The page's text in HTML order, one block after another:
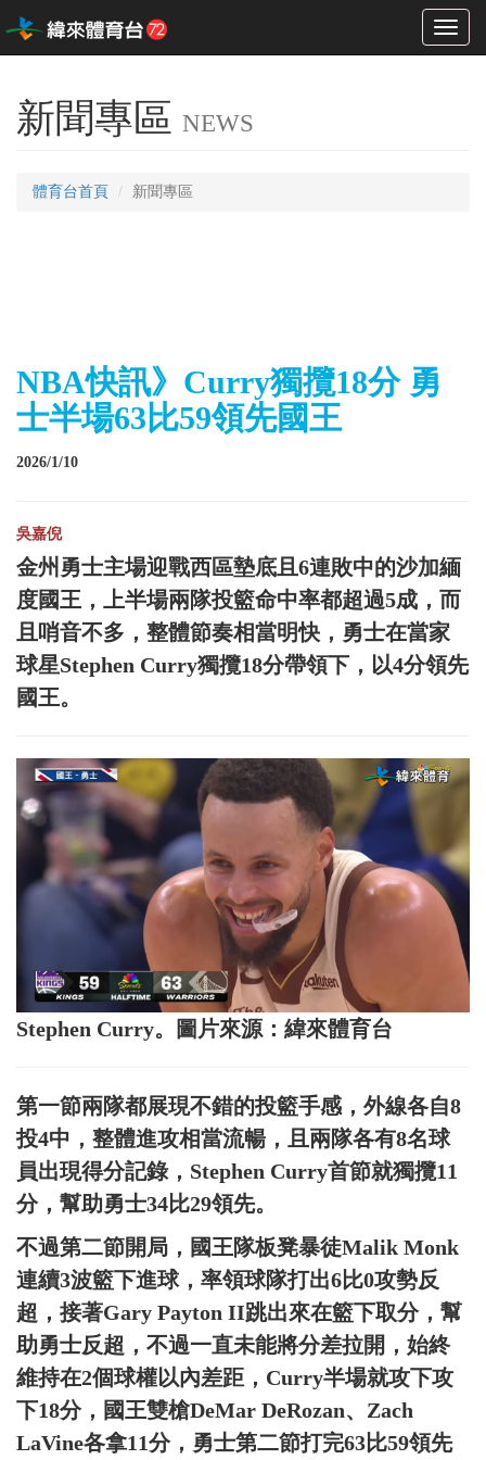
Toggle
新聞專區 NEWS
體育台首頁 新聞專區
NBA快訊》Curry獨攬18分 勇
士半場63比59領先國王
2026/1/10
吳嘉倪
金州勇士主場迎戰西區墊底且6連敗中的沙加緬
度國王，上半場兩隊投籃命中率都超過5成，而
且哨音不多，整體節奏相當明快，勇士在當家
球星Stephen Curry獨攬18分帶領下，以4分領先
國王。
Stephen Curry。圖片來源：緯來體育台
第一節兩隊都展現不錯的投籃手感，外線各自8
投4中，整體進攻相當流暢，且兩隊各有8名球
員出現得分記錄，Stephen Curry首節就獨攬11
分，幫助勇士34比29領先。
不過第二節開局，國王隊板凳暴徒Malik Monk
連續3波籃下進球，率領球隊打出6比0攻勢反
超，接著Gary Payton II跳出來在籃下取分，幫
助勇士反超，不過一直未能將分差拉開，始終
維持在2個球權以內差距，Curry半場就攻下攻
下18分，國王雙槍DeMar DeRozan、Zach
LaVine各拿11分，勇士第二節打完63比59領先